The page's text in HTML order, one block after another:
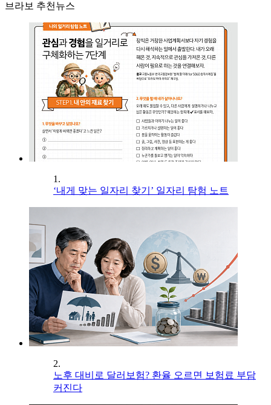
브라보 추천뉴스
1.
‘내게 맞는 일자리 찾기’ 일자리 탐험 노트
2.
노후 대비로 달러보험? 환율 오르면 보험료 부담
커진다